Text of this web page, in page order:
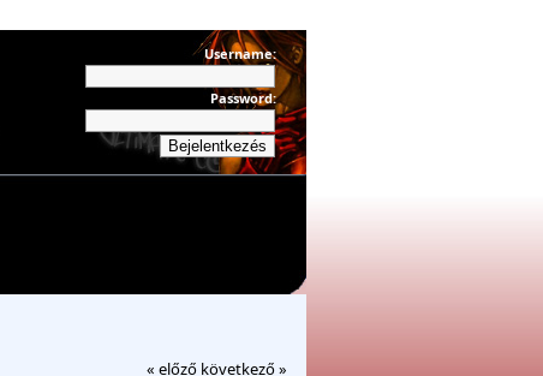
Username:
Password:
« előző következő »